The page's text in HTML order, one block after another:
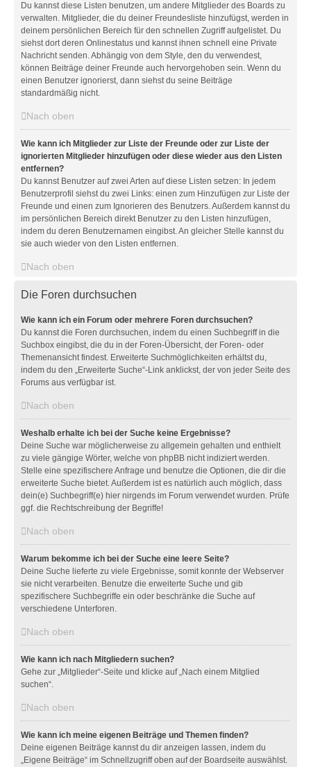
Du kannst diese Listen benutzen, um andere Mitglieder des Boards zu
verwalten. Mitglieder, die du deiner Freundesliste hinzufügst, werden in
deinem persönlichen Bereich für den schnellen Zugriff aufgelistet. Du
siehst dort deren Onlinestatus und kannst ihnen schnell eine Private
Nachricht senden. Abhängig von dem Style, den du verwendest,
können Beiträge deiner Freunde auch hervorgehoben sein. Wenn du
einen Benutzer ignorierst, dann siehst du seine Beiträge
standardmäßig nicht.
Nach oben
Wie kann ich Mitglieder zur Liste der Freunde oder zur Liste der
ignorierten Mitglieder hinzufügen oder diese wieder aus den Listen
entfernen?
Du kannst Benutzer auf zwei Arten auf diese Listen setzen: In jedem
Benutzerprofil siehst du zwei Links: einen zum Hinzufügen zur Liste der
Freunde und einen zum Ignorieren des Benutzers. Außerdem kannst du
im persönlichen Bereich direkt Benutzer zu den Listen hinzufügen,
indem du deren Benutzernamen eingibst. An gleicher Stelle kannst du
sie auch wieder von den Listen entfernen.
Nach oben
Die Foren durchsuchen
Wie kann ich ein Forum oder mehrere Foren durchsuchen?
Du kannst die Foren durchsuchen, indem du einen Suchbegriff in die
Suchbox eingibst, die du in der Foren-Übersicht, der Foren- oder
Themenansicht findest. Erweiterte Suchmöglichkeiten erhältst du,
indem du den „Erweiterte Suche“-Link anklickst, der von jeder Seite des
Forums aus verfügbar ist.
Nach oben
Weshalb erhalte ich bei der Suche keine Ergebnisse?
Deine Suche war möglicherweise zu allgemein gehalten und enthielt
zu viele gängige Wörter, welche von phpBB nicht indiziert werden.
Stelle eine spezifischere Anfrage und benutze die Optionen, die dir die
erweiterte Suche bietet. Außerdem ist es natürlich auch möglich, dass
dein(e) Suchbegriff(e) hier nirgends im Forum verwendet wurden. Prüfe
ggf. die Rechtschreibung der Begriffe!
Nach oben
Warum bekomme ich bei der Suche eine leere Seite?
Deine Suche lieferte zu viele Ergebnisse, somit konnte der Webserver
sie nicht verarbeiten. Benutze die erweiterte Suche und gib
spezifischere Suchbegriffe ein oder beschränke die Suche auf
verschiedene Unterforen.
Nach oben
Wie kann ich nach Mitgliedern suchen?
Gehe zur „Mitglieder“-Seite und klicke auf „Nach einem Mitglied
suchen“.
Nach oben
Wie kann ich meine eigenen Beiträge und Themen finden?
Deine eigenen Beiträge kannst du dir anzeigen lassen, indem du
„Eigene Beiträge“ im Schnellzugriff oben auf der Boardseite auswählst.